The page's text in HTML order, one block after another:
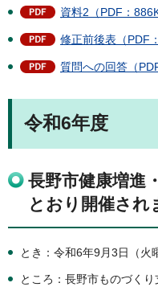
資料2（PDF：
修正前後表（PDF
質問への回答（
令和6年度
長野市健康増進
とおり開催され
とき：令和6年9月3日（火
ところ：長野市ものづく